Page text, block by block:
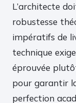
L’architecte
robustesse
impératifs de
technique
éprouvée
pour garantir
perfection